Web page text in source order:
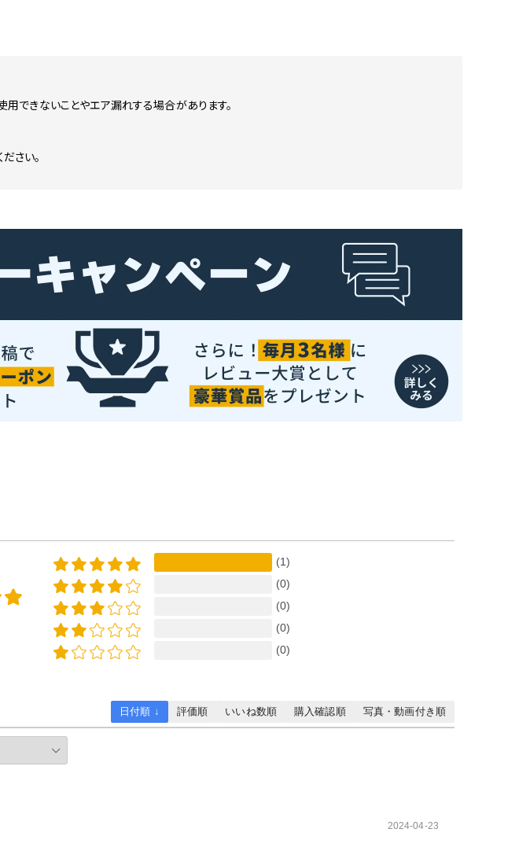
できないことやエア漏れする場合があります。
さい。
(1)
(0)
(0)
(0)
(0)
日付順 ↓ 評価順 いいね数順 購入確認順 写真・動画付き順
2024-04-23